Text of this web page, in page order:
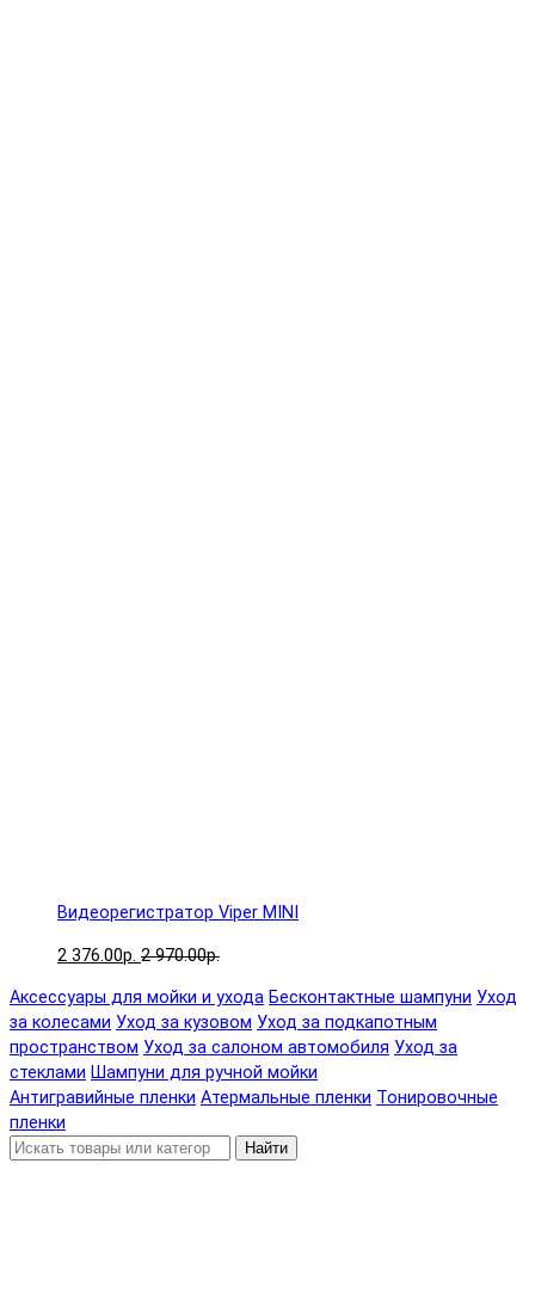
Видеорегистратор Viper MINI
2 376.00р. 2 970.00р.
Аксессуары для мойки и ухода Бесконтактные шампуни Уход
за колесами Уход за кузовом Уход за подкапотным
пространством Уход за салоном автомобиля Уход за
стеклами Шампуни для ручной мойки
Антигравийные пленки Атермальные пленки Тонировочные
пленки
Найти